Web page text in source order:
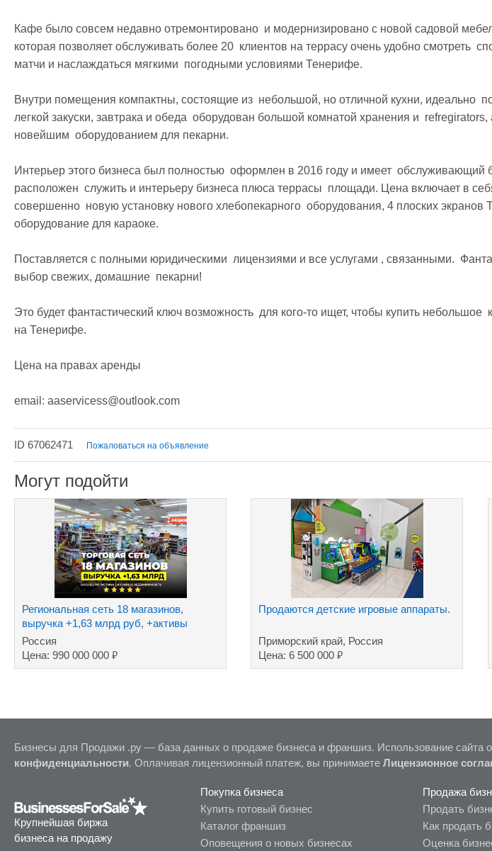
Кафе было совсем недавно отремонтировано  и модернизировано с новой садовой
которая позволяет обслуживать более 20  клиентов на террасу очень удобно смотреть
матчи и наслаждаться мягкими  погодными условиями Тенерифе.
Внутри помещения компактны, состоящие из  небольшой, но отличной кухни, идеально
легкой закуски, завтрака и обеда  оборудован большой комнатой хранения и  refregirators,
новейшим  оборудованием для пекарни.
Интерьер этого бизнеса был полностью  оформлен в 2016 году и имеет  обслуживающий
расположен  служить и интерьеру бизнеса плюса террасы  площади. Цена включает в
совершенно  новую установку нового хлебопекарного  оборудования, 4 плоских экранов
оборудование для караоке.
Поставляется с полными юридическими  лицензиями и все услугами , связанными.
выбор свежих, домашние  пекарни!
Это будет фантастический ключ возможность  для кого-то ищет, чтобы купить небольшое
на Тенерифе.
Цена на правах аренды
email: aaservicess@outlook.com
ID 67062471 Пожаловаться на объявление
Могут подойти
Региональная сеть 18 магазинов,
выручка +1,63 млрд руб, +активы
Россия
Цена: 990 000 000 ₽
Продаются детские игровые аппараты.
Приморский край, Россия
Цена: 6 500 000₽
Бизнесы для Продажи .ру — база данных о продаже бизнеса и франшиз. Использование сайта
конфиденциальности. Оплачивая лицензионный платеж, вы принимаете Лицензионное
Крупнейшая биржа
бизнеса на продажу
Покупка бизнеса
Купить готовый бизнес
Каталог франшиз
Оповещения о новых бизнесах
Продажа
Продать
Как продать
Оценка